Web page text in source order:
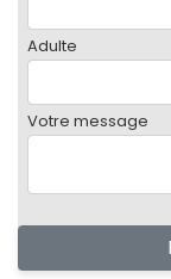
Adulte
Votre message